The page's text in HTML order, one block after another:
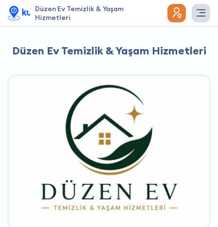
Düzen Ev Temizlik & Yaşam
Hizmetleri
Düzen Ev Temizlik & Yaşam Hizmetleri